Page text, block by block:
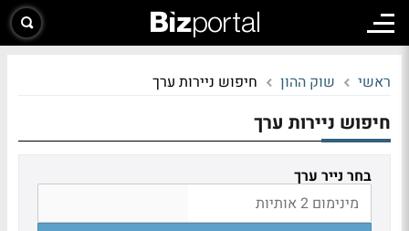
ראשי שוק ההון חיפוש ניירות ערך
חיפוש ניירות ערך
בחר נייר ערך